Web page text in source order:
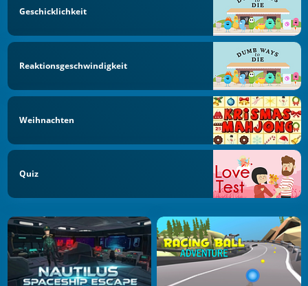
Geschicklichkeit
Reaktionsgeschwindigkeit
Weihnachten
Quiz